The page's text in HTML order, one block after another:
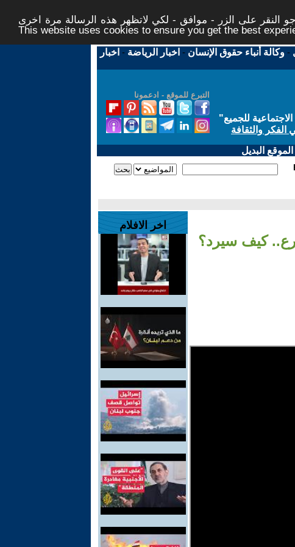
النقر على الزر - موافق - لكي لاتظهر هذه الرسالة مرة اخرى -
This website uses cookies to ensure you get the best
-وكالة أنباء حقوق الإنسان - اخبار الرياضة - اخبار
التبرع للموقع - ادعمونا
للجميع"
الفكر والثقافة
البديل
كيف سيرد؟
اخر الافلام